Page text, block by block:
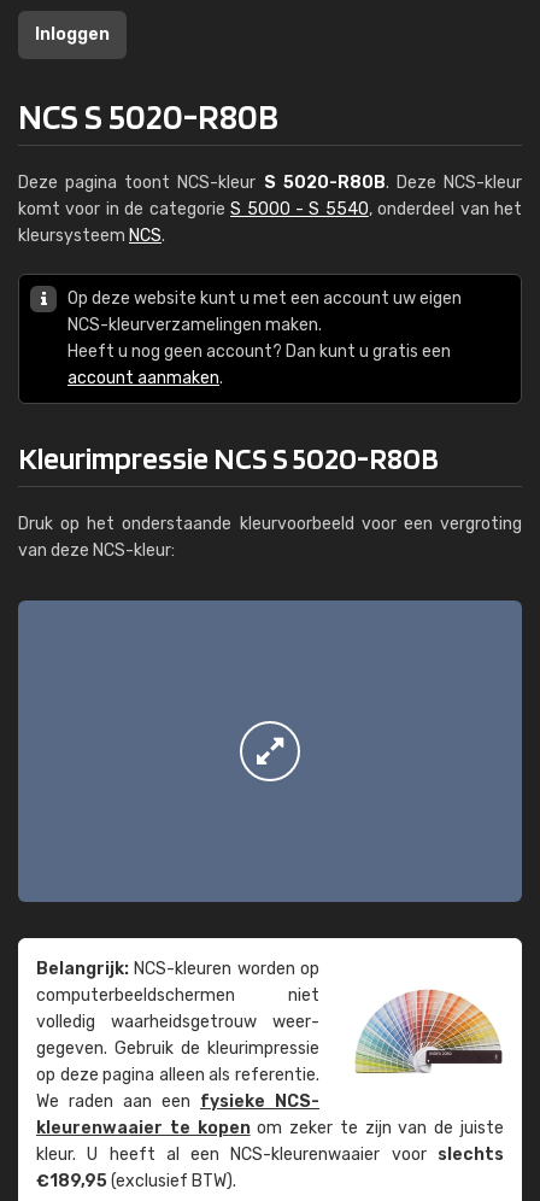
Inloggen
NCS S 5020-R80B
Deze pagina toont NCS-kleur S 5020-R80B. Deze NCS-kleur
komt voor in de categorieS 5000 - S 5540, onderdeel van het
kleursysteem NCS.
Op deze website kunt u met een account uw eigen
NCS-kleurverzamelingen maken.
Heeft u nog geen account? Dan kunt u gratis een
account aanmaken.
Kleurimpressie NCS S 5020-R80B
Druk op het onderstaande kleurvoorbeeld voor een vergroting
van deze NCS-kleur:
Belangrijk: NCS-kleuren worden op
computer­beeld­schermen niet
volledig waarheids­­getrouw weer­
gegeven. Gebruik de kleur­impressie
op deze pagina alleen als referentie.
We raden aan een fysieke NCS-
kleuren­waaier te kopenom zeker te zijn van de juiste
kleur. U heeft al een NCS-kleuren­waaier voor slechts
€189,95(exclusief BTW).